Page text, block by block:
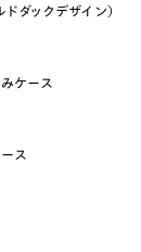
ダックデザイン）
ケース
ス